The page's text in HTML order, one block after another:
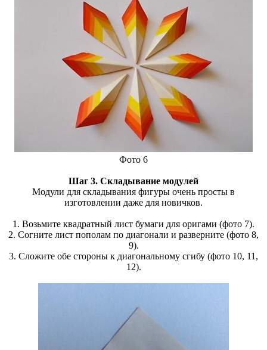
Фото 6
Шаг 3. Складывание модулей
Модули для складывания фигуры очень просты в
изготовлении даже для новичков.
1. Возьмите квадратный лист бумаги для оригами (фото 7).
2. Согните лист пополам по диагонали и разверните (фото 8,
9).
3. Сложите обе стороны к диагональному сгибу (фото 10, 11,
12).